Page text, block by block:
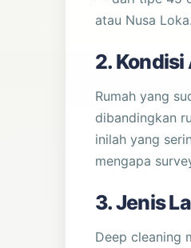
atau Nusa
2.
Rumah yang
dibandingkan
inilah yang
mengapa
3. Jenis
Deep cleaning